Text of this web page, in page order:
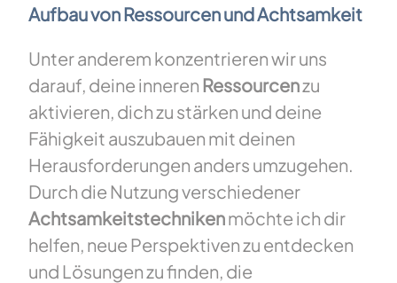
Aufbau von Ressourcen und Achtsamkeit
Unter anderem konzentrieren wir uns
darauf, deine inneren Ressourcenzu
aktivieren, dich zu stärken und deine
Fähigkeit auszubauen mit deinen
Herausforderungen anders umzugehen.
Durch die Nutzung verschiedener
Achtsamkeitstechnikenmöchte ich dir
helfen, neue Perspektiven zu entdecken
und Lösungen zu finden, die